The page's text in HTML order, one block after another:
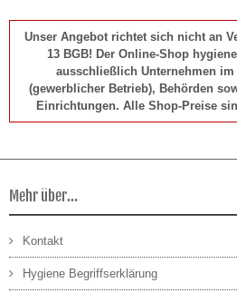
Unser Angebot richtet sich nicht an
13 BGB! Der Online-Shop
ausschließlich Unternehmen im
(gewerblicher Betrieb), Behörden
Einrichtungen. Alle Shop-Preise
Mehr über...
Kontakt
Hygiene Begriffserklärung